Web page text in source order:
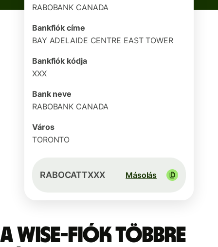
RABOBANK CANADA
Bankfiók címe
BAY ADELAIDE CENTRE EAST TOWER
Bankfiók kódja
XXX
Bank neve
RABOBANK CANADA
Város
TORONTO
RABOCATTXXX Másolás
A Wise-fiók többre